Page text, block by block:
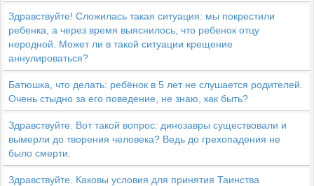
Здравствуйте! Сложилась такая ситуация: мы покрестили
ребенка, а через время выяснилось, что ребенок отцу
неродной. Может ли в такой ситуации крещение
аннулироваться?
Батюшка, что делать: ребёнок в 5 лет не слушается родителей.
Очень стыдно за его поведение, не знаю, как быть?
Здравствуйте. Вот такой вопрос: динозавры существовали и
вымерли до творения человека? Ведь до грехопадения не
было смерти.
Здравствуйте. Каковы условия для принятия Таинства